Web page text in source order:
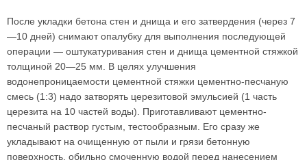
После укладки бетона стен и днища и его затвердения (через 7
—10 дней) снимают опалубку для выполнения последующей
операции — оштукатуривания стен и днища цементной стяжкой
толщиной 20—25 мм. В целях улучшения
водонепроницаемости цементной стяжки цементно-песчаную
смесь (1:3) надо затворять церезитовой эмульсией (1 часть
церезита на 10 частей воды). Приготавливают цементно-
песчаный раствор густым, тестообразным. Его сразу же
укладывают на очищенную от пыли и грязи бетонную
поверхность, обильно смоченную водой перед нанесением